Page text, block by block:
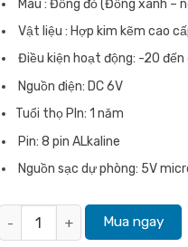
Màu : Đồng đỏ (Đồng xanh –
Vật liệu : Hợp kim kẽm cao
Điều kiện hoạt động: -20 đến
Nguồn điện: DC 6V
Tuổi thọ PIn: 1 năm
Pin: 8 pin ALkaline
Nguồn sạc dự phòng: 5V
KAADAS 6002 số lượng
Mua ngay